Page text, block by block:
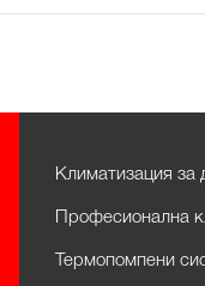
Климатизация за
Професионална
Термопомпени